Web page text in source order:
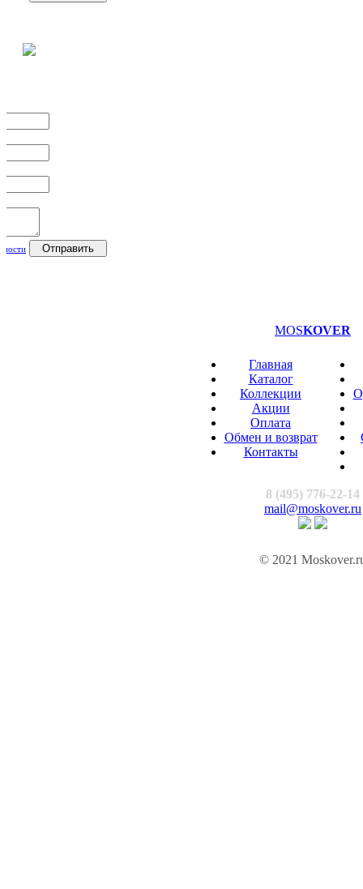
Отправить
MOSKOVER
Главная
Каталог
Коллекции
Акции
Оплата
Обмен и возврат
Контакты
8 (495) 776-22-14
mail@moskover.ru
© 2021